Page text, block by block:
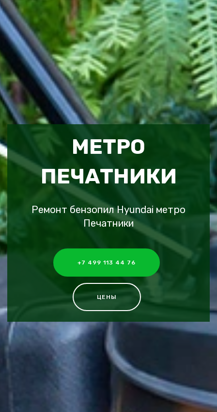
МЕТРО
ПЕЧАТНИКИ
Ремонт бензопил Hyundai метро
Печатники
+7 499 113 44 76
ЦЕНЫ